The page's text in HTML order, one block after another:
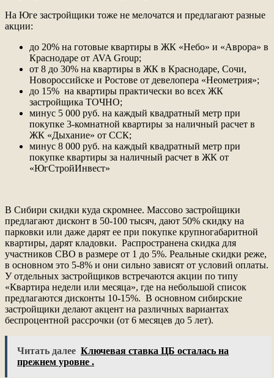
На Юге застройщики тоже не мелочатся и предлагают разные
акции:
до 20% на готовые квартиры в ЖК «Небо» и «Аврора» в
Краснодаре от AVA Group;
от 8 до 30% на квартиры в ЖК в Краснодаре, Сочи,
Новороссийске и Ростове от девелопера «Неометрия»;
до 15% на квартиры практически во всех ЖК
застройщика ТОЧНО;
минус 5 000 руб. на каждый квадратный метр при
покупке 3-комнатной квартиры за наличный расчет в
ЖК «Дыхание» от ССК;
минус 8 000 руб. на каждый квадратный метр при
покупке квартиры за наличный расчет в ЖК от
«ЮгСтройИнвест»
В Сибири скидки куда скромнее. Массово застройщики
предлагают дисконт в 50-100 тысяч, дают 50% скидку на
парковки или даже дарят ее при покупке крупногабаритной
квартиры, дарят кладовки. Распространена скидка для
участников СВО в размере от 1 до 5%. Реальные скидки реже,
в основном это 5-8% и они сильно зависят от условий оплаты.
У отдельных застройщиков встречаются акции по типу
«Квартира недели или месяца», где на небольшой список
предлагаются дисконты 10-15%. В основном сибирские
застройщики делают акцент на различных вариантах
беспроцентной рассрочки (от 6 месяцев до 5 лет).
Читать далее Ключевая ставка ЦБ осталась на
прежнем уровне .